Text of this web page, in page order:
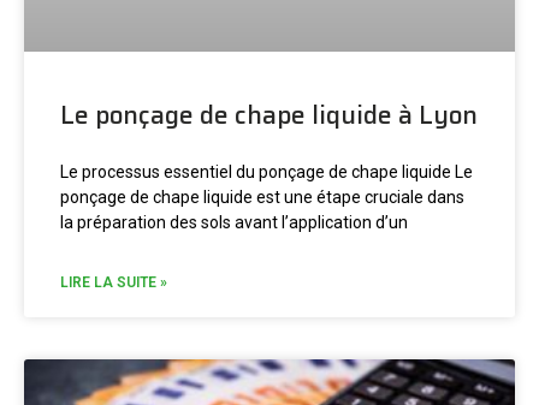
Le ponçage de chape liquide à Lyon
Le processus essentiel du ponçage de chape liquide Le
ponçage de chape liquide est une étape cruciale dans
la préparation des sols avant l’application d’un
LIRE LA SUITE »